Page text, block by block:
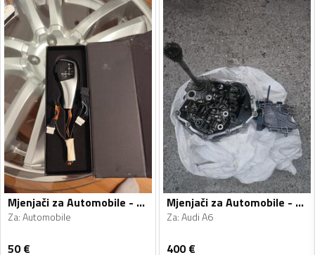
Mjenjači za Automobile - Automobile - Univerzalno
Za:Automobile
50€
Mjenjači za Automobile - Audi - A6 - 2010
Za:Audi A6
400€